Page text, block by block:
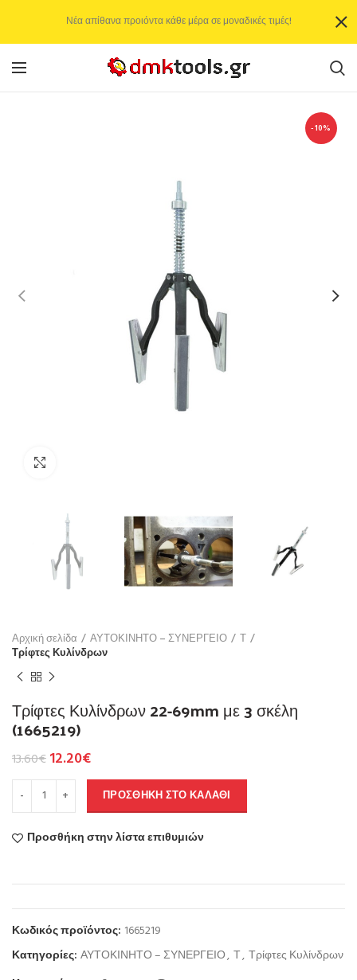
-10%
Αρχική σελίδα ΑΥΤΟΚΙΝΗΤΟ – ΣΥΝΕΡΓΕΙΟ
Τ
Τρίφτες Κυλίνδρων
Τρίφτες Κυλίνδρων 22-69mm με 3 σκέλη
(1665219)
13.60€12.20€
ΠΡΟΣΘΉΚΗ ΣΤΟ ΚΑΛΆΘΙ
Προσθήκη στην λίστα επιθυμιών
Κωδικός προϊόντος: 1665219
Κατηγορίες: ΑΥΤΟΚΙΝΗΤΟ – ΣΥΝΕΡΓΕΙΟ, Τ, Τρίφτες Κυλίνδρων
Νέα απίθανα προιόντα κάθε μέρα σε μοναδικές τιμές!